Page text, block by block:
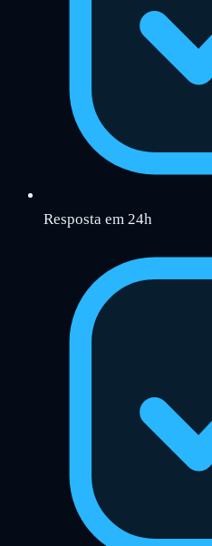
Resposta em 24h